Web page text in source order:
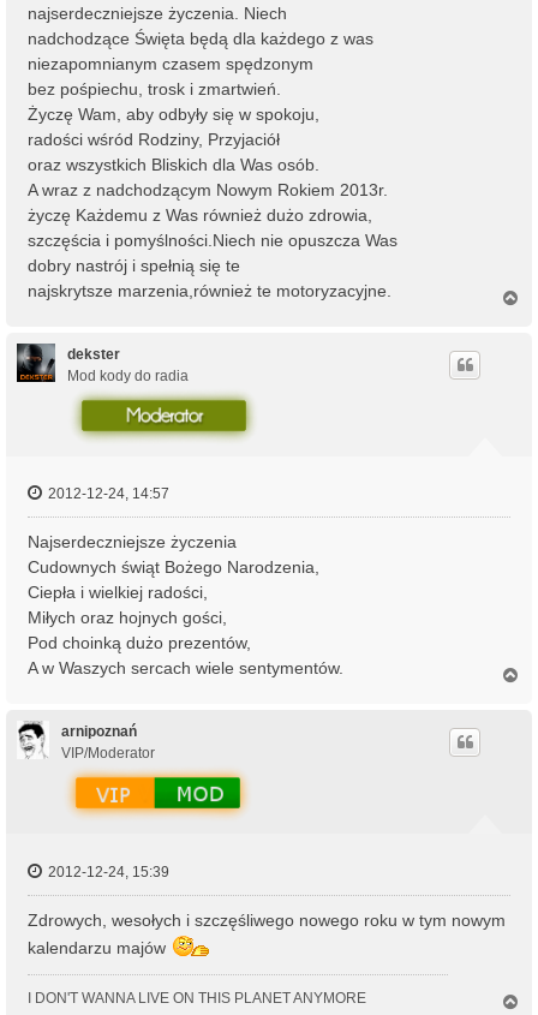
najserdeczniejsze życzenia. Niech
nadchodzące Święta będą dla każdego z was
niezapomnianym czasem spędzonym
bez pośpiechu, trosk i zmartwień.
Życzę Wam, aby odbyły się w spokoju,
radości wśród Rodziny, Przyjaciół
oraz wszystkich Bliskich dla Was osób.
A wraz z nadchodzącym Nowym Rokiem 2013r.
życzę Każdemu z Was również dużo zdrowia,
szczęścia i pomyślności.Niech nie opuszcza Was
dobry nastrój i spełnią się te
najskrytsze marzenia,również te motoryzacyjne.
dekster
Mod kody do radia
2012-12-24, 14:57
Najserdeczniejsze życzenia
Cudownych świąt Bożego Narodzenia,
Ciepła i wielkiej radości,
Miłych oraz hojnych gości,
Pod choinką dużo prezentów,
A w Waszych sercach wiele sentymentów.
arnipoznań
VIP/Moderator
2012-12-24, 15:39
Zdrowych, wesołych i szczęśliwego nowego roku w tym nowym
kalendarzu majów
I DON'T WANNA LIVE ON THIS PLANET ANYMORE